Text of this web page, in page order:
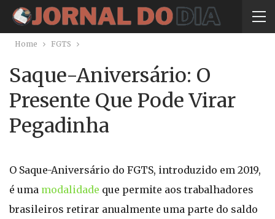
Home FGTS
Saque-Aniversário: O
Presente Que Pode Virar
Pegadinha
O Saque-Aniversário do FGTS, introduzido em 2019,
é uma modalidade que permite aos trabalhadores
brasileiros retirar anualmente uma parte do saldo